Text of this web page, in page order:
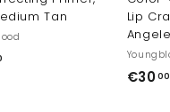
Tan
Lip
€3000